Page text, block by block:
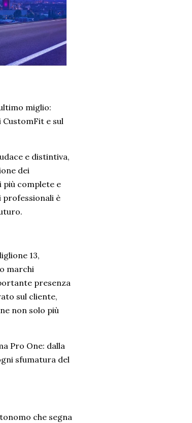
miglio:
e sul
e distintiva,
dei
più complete e
professionali è
13,
marchi
presenza
sul cliente,
non solo più
Pro One: dalla
sfumatura del
che segna